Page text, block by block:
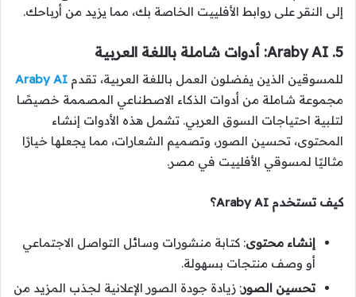
إلى النقر على روابط الأفلييت الخاصة بك، مما يزيد من أرباحك.
5. Araby AI: أدوات شاملة باللغة العربية
للمسوقين الذين يفضلون العمل باللغة العربية، تقدم Araby AI
مجموعة شاملة من أدوات الذكاء الاصطناعي المصممة خصيصًا
لتلبية احتياجات السوق العربي. تشمل هذه الأدوات إنشاء
المحتوى، تحسين الصور، وتصميم الشعارات، مما يجعلها خيارًا
مثاليًا لمسوقي الأفلييت في مصر.
كيف تستخدم Araby AI؟
إنشاء محتوى: كتابة منشورات وسائل التواصل الاجتماعي
أو وصف منتجات بسهولة.
تحسين الصور: زيادة جودة الصور الإعلانية لجذب المزيد من